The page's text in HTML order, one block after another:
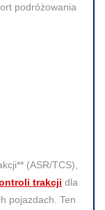
podróżowania
(ASR/TCS),
trakcji dla
pojazdach. Ten